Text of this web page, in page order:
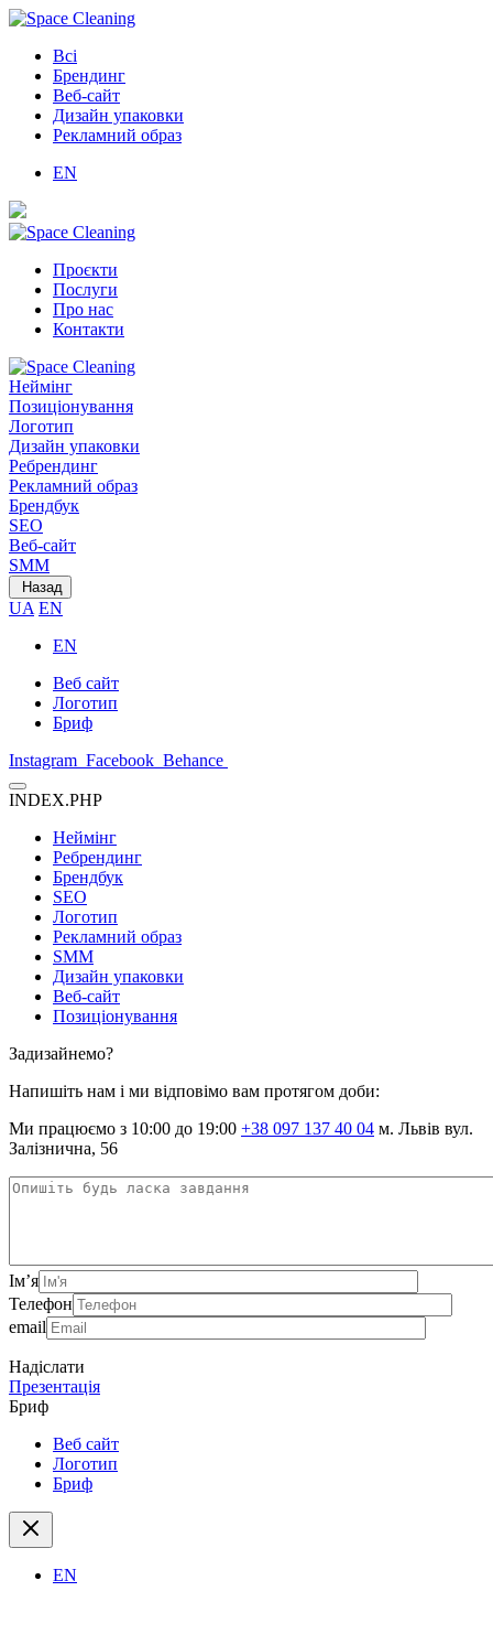
Всі
Брендинг
Веб-сайт
Дизайн упаковки
Рекламний образ
EN
Проєкти
Послуги
Про нас
Контакти
Неймінг
Позиціонування
Логотип
Дизайн упаковки
Ребрендинг
Рекламний образ
Брендбук
SEO
Веб-сайт
SMM
Назад
UA EN
EN
Веб сайт
Логотип
Бриф
Instagram Facebook Behance
INDEX.PHP
Неймінг
Ребрендинг
Брендбук
SEO
Логотип
Рекламний образ
SMM
Дизайн упаковки
Веб-сайт
Позиціонування
Задизайнемо?
Напишіть нам і ми відповімо вам протягом доби:
Ми працюємо з 10:00 до 19:00 +38 097 137 40 04 м. Львів вул.
Залізнична, 56
Ім’я
Телефон
email
Надіслати
Презентація
Бриф
Веб сайт
Логотип
Бриф
EN